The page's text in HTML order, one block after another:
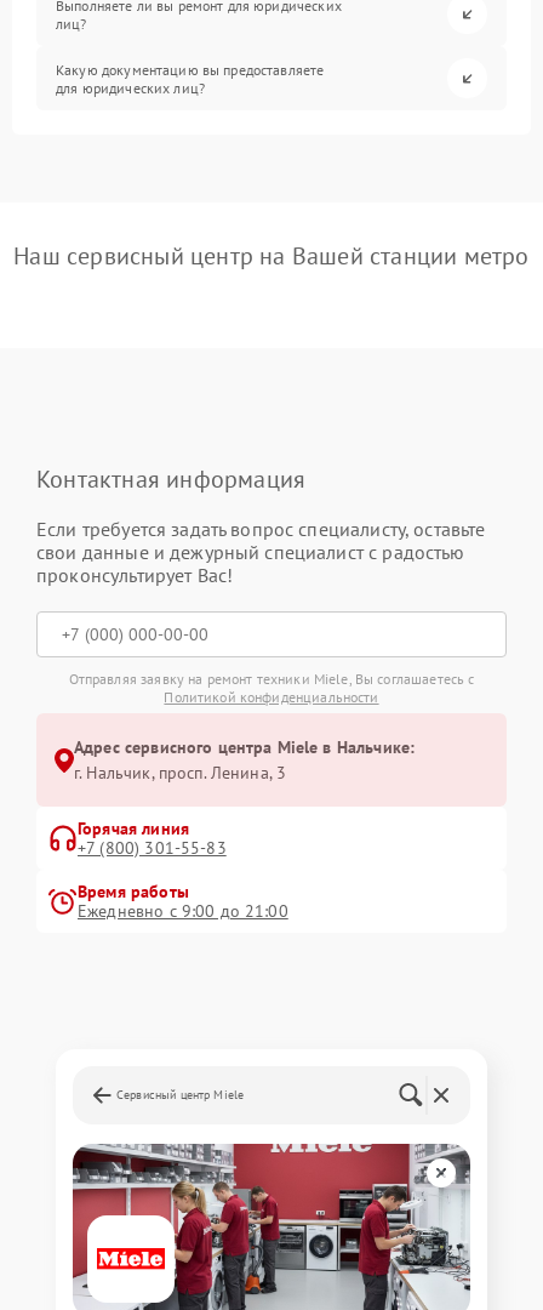
Выполняете ли вы ремонт для юридических
лиц?
Какую документацию вы предоставляете
для юридических лиц?
Наш сервисный центр на Вашей станции метро
Контактная информация
Если требуется задать вопрос специалисту, оставьте
свои данные и дежурный специалист с радостью
проконсультирует Вас!
Отправляя заявку на ремонт техники Miele, Вы соглашаетесь с
Политикой конфиденциальности
Адрес сервисного центра Miele в Нальчике:
г. Нальчик, просп. Ленина, 3
Горячая линия
+7 (800) 301-55-83
Время работы
Ежедневно с 9:00 до 21:00
Сервисный центр Miele